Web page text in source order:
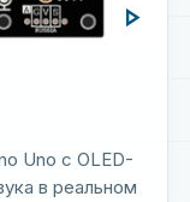
play_arrow
Uno с OLED-
в реальном